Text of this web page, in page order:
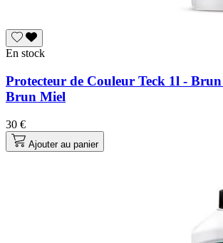
En stock
Protecteur de Couleur Teck 1l -
Brun Miel
30 €
Ajouter au panier